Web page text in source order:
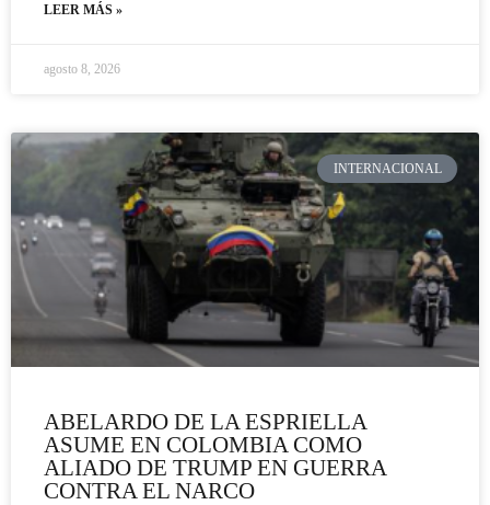
LEER MÁS »
agosto 8, 2026
INTERNACIONAL
ABELARDO DE LA ESPRIELLA
ASUME EN COLOMBIA COMO
ALIADO DE TRUMP EN GUERRA
CONTRA EL NARCO